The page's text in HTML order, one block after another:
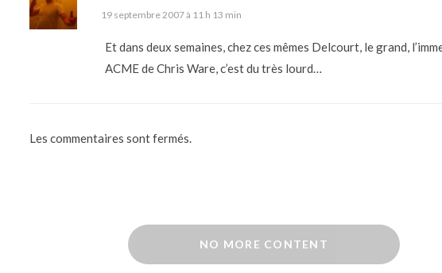
19 septembre 2007 à 11 h 13 min
Et dans deux semaines, chez ces mêmes Delcourt, le grand,
ACME de Chris Ware, c’est du très lourd…
Les commentaires sont fermés.
NO MORE CONTENT